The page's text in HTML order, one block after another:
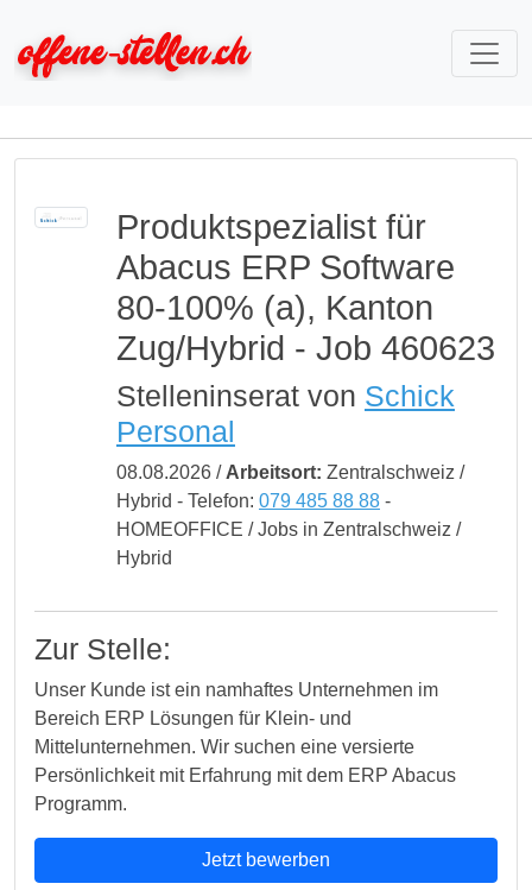
Produktspezialist für
Abacus ERP Software
80-100% (a), Kanton
Zug/Hybrid - Job 460623
Stelleninserat von Schick
Personal
08.08.2026 / Arbeitsort: Zentralschweiz /
Hybrid - Telefon: 079 485 88 88-
HOMEOFFICE / Jobs in Zentralschweiz /
Hybrid
Zur Stelle:
Unser Kunde ist ein namhaftes Unternehmen im
Bereich ERP Lösungen für Klein- und
Mittelunternehmen. Wir suchen eine versierte
Persönlichkeit mit Erfahrung mit dem ERP Abacus
Programm.
Jetzt bewerben